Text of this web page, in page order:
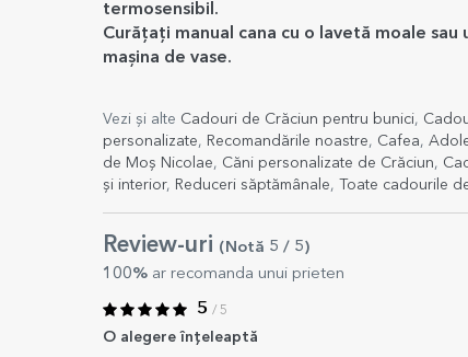
termosensibil.
Curățați manual cana cu o lavetă moale
mașina de vase.
Vezi și alte Cadouri de Crăciun pentru bunici,
personalizate, Recomandările noastre, Cafea,
de Moș Nicolae, Căni personalizate de Crăciun,
și interior, Reduceri săptămânale, Toate cadourile
Review-uri (Notă 5 / 5)
100% ar recomanda unui prieten
5 / 5
O alegere înțeleaptă